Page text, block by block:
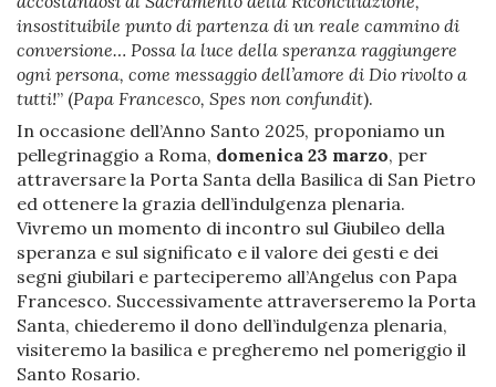
insostituibile punto di partenza di un reale cammino di
conversione… Possa la luce della speranza raggiungere
ogni persona, come messaggio dell’amore di Dio rivolto a
tutti!” (Papa Francesco, Spes non confundit).
In occasione dell’Anno Santo 2025, proponiamo un
pellegrinaggio a Roma, domenica 23 marzo, per
attraversare la Porta Santa della Basilica di San Pietro
ed ottenere la grazia dell’indulgenza plenaria.
Vivremo un momento di incontro sul Giubileo della
speranza e sul significato e il valore dei gesti e dei
segni giubilari e parteciperemo all’Angelus con Papa
Francesco. Successivamente attraverseremo la Porta
Santa, chiederemo il dono dell’indulgenza plenaria,
visiteremo la basilica e pregheremo nel pomeriggio il
Santo Rosario.